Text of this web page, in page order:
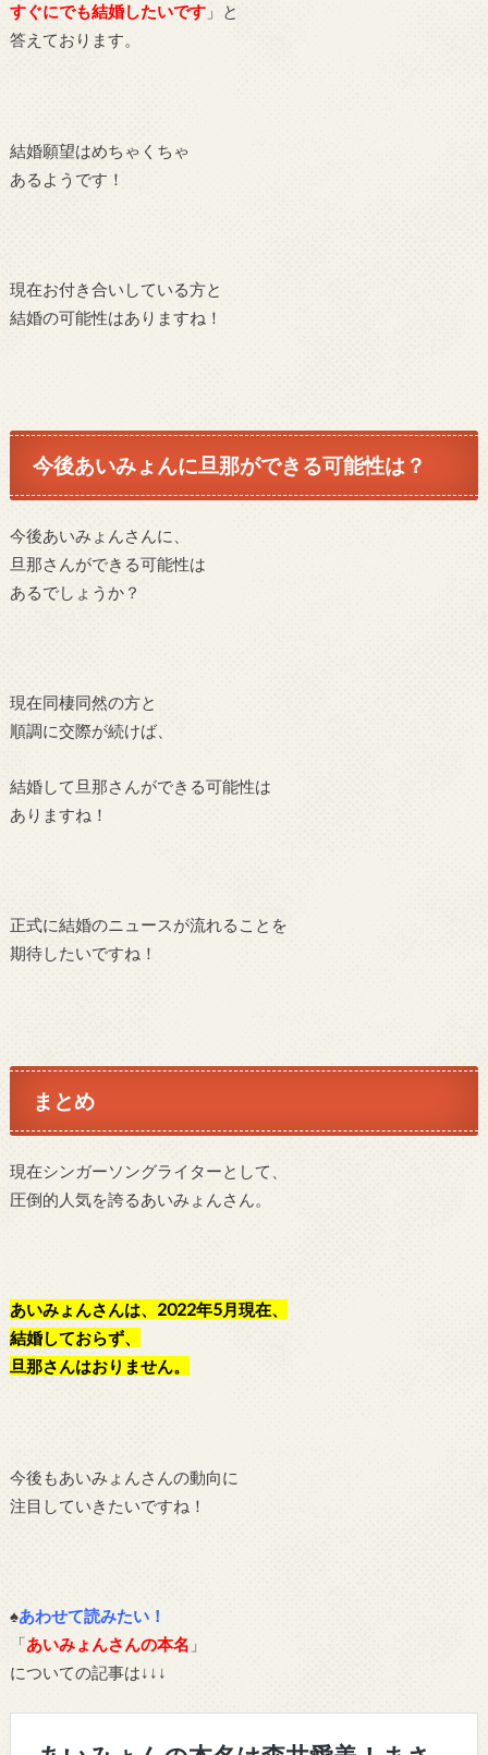
すぐにでも結婚したいです」と
答えております。
結婚願望はめちゃくちゃ
あるようです！
現在お付き合いしている方と
結婚の可能性はありますね！
今後あいみょんに旦那ができる可能性は？
今後あいみょんさんに、
旦那さんができる可能性は
あるでしょうか？
現在同棲同然の方と
順調に交際が続けば、
結婚して旦那さんができる可能性は
ありますね！
正式に結婚のニュースが流れることを
期待したいですね！
まとめ
現在シンガーソングライターとして、
圧倒的人気を誇るあいみょんさん。
あいみょんさんは、2022年5月現在、
結婚しておらず、
旦那さんはおりません。
今後もあいみょんさんの動向に
注目していきたいですね！
♠あわせて読みたい！
「あいみょんさんの本名 」
についての記事は↓↓↓